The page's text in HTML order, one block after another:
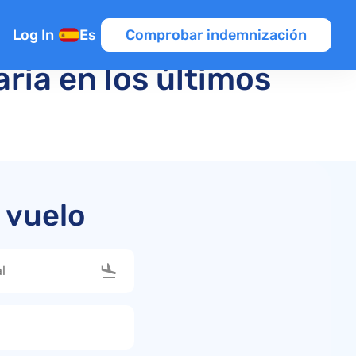
de vuelo
Log In Es Comprobar indemnización
en los últimos